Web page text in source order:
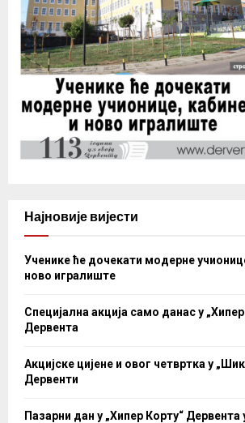
Најновије вијести
Ученике ће дочекати модерне
ново игралиште
Специјална акција само данас у
Дервента
Акцијске цијене и овог четвртка у
Дервенти
Пазарни дан у „Хипер Корту“ Дервента